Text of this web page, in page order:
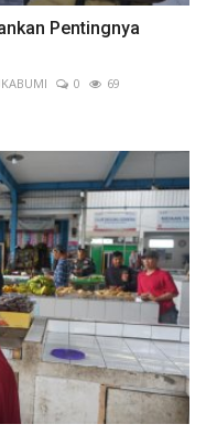
Pentingnya
0
69